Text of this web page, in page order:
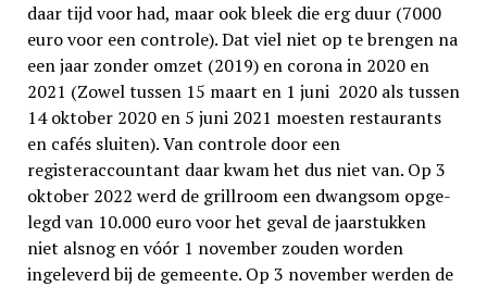
daar tijd voor had, maar ook bleek die erg duur (7000
euro voor een controle). Dat viel niet op te brengen na
een jaar zonder omzet (2019) en corona in 2020 en
2021 (Zowel tussen 15 maart en 1 juni 2020 als tussen
14 oktober 2020 en 5 juni 2021 moesten restaurants
en cafés sluiten). Van controle door een
registeraccountant daar kwam het dus niet van. Op 3
oktober 2022 werd de grillroom een dwang­som opge­
legd van 10.000 euro voor het geval de jaarstukken
niet alsnog en vóór 1 november zouden worden
ingeleverd bij de gemeente. Op 3 november werden de